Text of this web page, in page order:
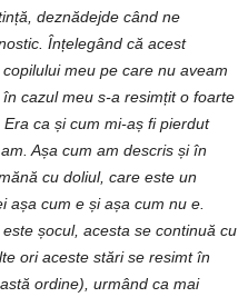
deznădejde când ne
Înțelegând că acest
meu pe care nu aveam
cazul meu s-a resimțit o foarte
ca și cum mi-aș fi pierdut
Așa cum am descris și în
cu doliul, care este un
așa cum e și așa cum nu e.
șocul, acesta se continuă cu
ori aceste stări se resimt în
ordine), urmând ca mai